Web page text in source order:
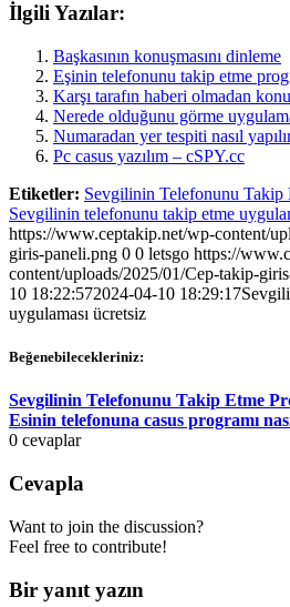
İlgili Yazılar:
Başkasının konuşmasını dinleme
Eşinin telefonunu takip etme
Karşı tarafın haberi olmadan
Nerede olduğunu görme
Numaradan yer tespiti nasıl
Pc casus yazılım – cSPY.cc
Etiketler: Sevgilinin Telefonunu Takip
Sevgilinin telefonunu takip etme
https://www.ceptakip.net/wp-content/
giris-paneli.png 0 0 letsgo https://
content/uploads/2025/01/Cep-takip-
10 18:22:572024-04-10 18:29:17
uygulaması ücretsiz
Beğenebilecekleriniz:
Sevgilinin Telefonunu Takip Etme
Esinin telefonuna casus programı
0 cevaplar
Cevapla
Want to join the discussion?
Feel free to contribute!
Bir yanıt yazın